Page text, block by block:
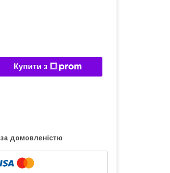
Купити з
за домовленістю